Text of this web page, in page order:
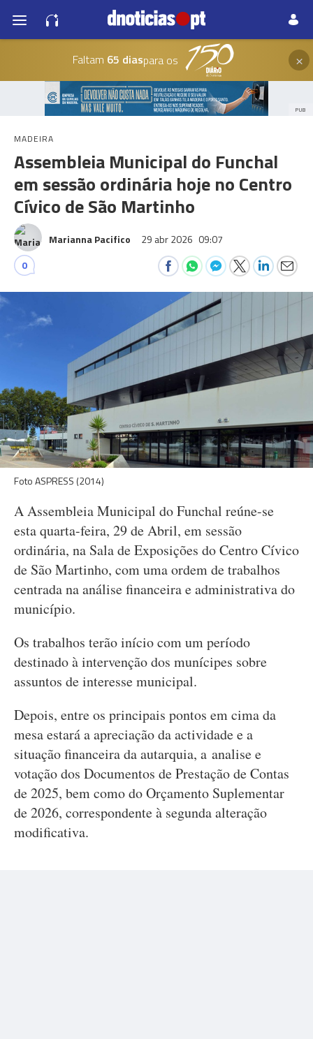
Faltam 65 diaspara os ×
PUB
MADEIRA
Assembleia Municipal do Funchal
em sessão ordinária hoje no Centro
Cívico de São Martinho
Marianna Pacifico 29 abr 2026 09:07
0
Foto ASPRESS (2014)
A Assembleia Municipal do Funchal reúne-se
esta quarta-feira, 29 de Abril, em sessão
ordinária, na Sala de Exposições do Centro Cívico
de São Martinho, com uma ordem de trabalhos
centrada na análise financeira e administrativa do
município.
Os trabalhos terão início com um período
destinado à intervenção dos munícipes sobre
assuntos de interesse municipal.
Depois, entre os principais pontos em cima da
mesa estará a apreciação da actividade e a
situação financeira da autarquia, a analise e
votação dos Documentos de Prestação de Contas
de 2025, bem como do Orçamento Suplementar
de 2026, correspondente à segunda alteração
modificativa.